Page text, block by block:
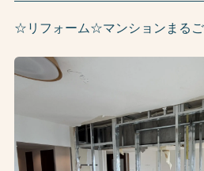
☆リフォーム☆マンションまる